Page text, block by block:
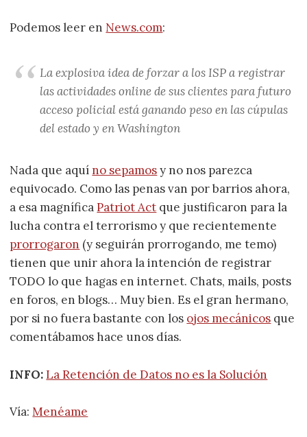
Podemos leer en News.com:
La explosiva idea de forzar a los ISP a registrar
las actividades online de sus clientes para futuro
acceso policial está ganando peso en las cúpulas
del estado y en Washington
Nada que aquíno sepamosy no nos parezca
equivocado. Como las penas van por barrios ahora,
a esa magníficaPatriot Act que justificaron para la
lucha contra el terrorismo y que recientemente
prorrogaron (y seguirán prorrogando, me temo)
tienen que unir ahora la intención de registrar
TODO lo que hagas en internet. Chats, mails, posts
en foros, en blogs… Muy bien. Es el gran hermano,
por si no fuera bastante con los ojos mecánicos que
comentábamos hace unos días.
INFO:La Retención de Datos no es la Solución
Vía:Menéame